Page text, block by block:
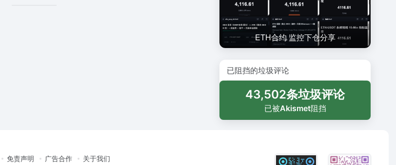
ETH合约 监控下仓分享
已阻挡的垃圾评论
43,502条垃圾评论
已被Akismet阻挡
免责声明 广告合作
关于我们